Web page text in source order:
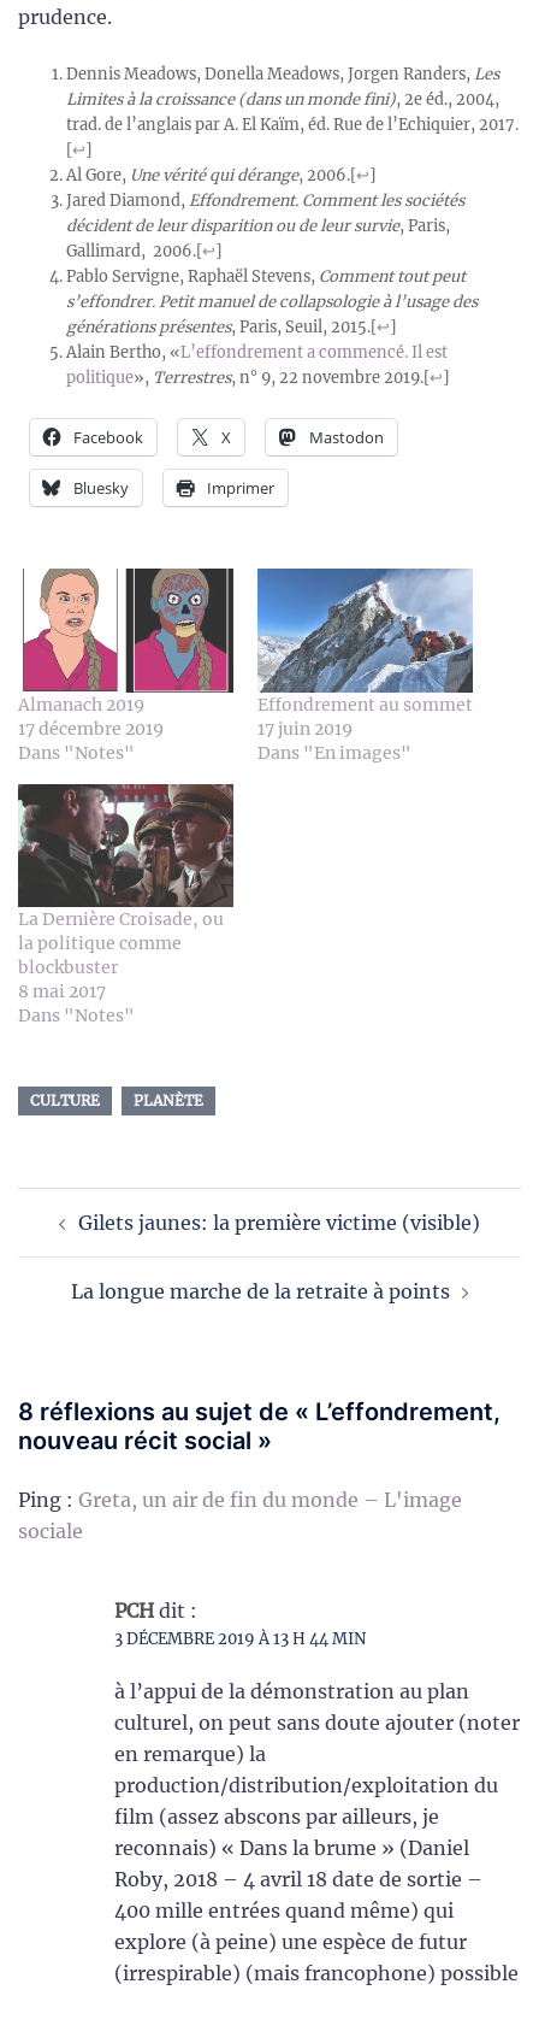
prudence.
Dennis Meadows, Donella Meadows, Jorgen Randers,Les
Limites à la croissance (dans un monde fini), 2e éd., 2004,
trad. de l’anglais par A. El Kaïm, éd. Rue de l’Echiquier, 2017.
[↩]
Al Gore, Une vérité qui dérange, 2006.[↩]
Jared Diamond,Effondrement. Comment les sociétés
décident de leur disparition ou de leur survie, Paris,
Gallimard, 2006.[↩]
Pablo Servigne, Raphaël Stevens, Comment tout peut
s’effondrer. Petit manuel de collapsologie à l’usage des
générations présentes, Paris, Seuil, 2015.[↩]
Alain Bertho, «L’effondrement a commencé. Il est
politique», Terrestres, n° 9, 22 novembre 2019.[↩]
Facebook X Mastodon
Bluesky Imprimer
Almanach 2019
17 décembre 2019
Dans "Notes"
Effondrement au sommet
17 juin 2019
Dans "En images"
La Dernière Croisade, ou
la politique comme
blockbuster
8 mai 2017
Dans "Notes"
CULTURE PLANÈTE
d’article
Gilets jaunes: la première victime (visible)
La longue marche de la retraite à points
8 réflexions au sujet de « L’effondrement,
nouveau récit social »
Ping : Greta, un air de fin du monde – L'image
sociale
PCH dit :
3 DÉCEMBRE 2019 À 13 H 44 MIN
à l’appui de la démonstration au plan
culturel, on peut sans doute ajouter (noter
en remarque) la
production/distribution/exploitation du
film (assez abscons par ailleurs, je
reconnais) « Dans la brume » (Daniel
Roby, 2018 – 4 avril 18 date de sortie –
400 mille entrées quand même) qui
explore (à peine) une espèce de futur
(irrespirable) (mais francophone) possible